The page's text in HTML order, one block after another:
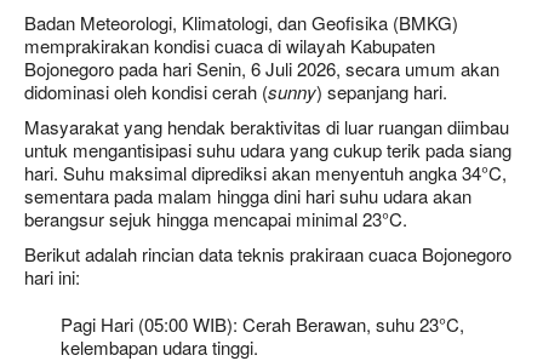
Badan Meteorologi, Klimatologi, dan Geofisika (BMKG)
memprakirakan kondisi cuaca di wilayah Kabupaten
Bojonegoro pada hari Senin, 6 Juli 2026, secara umum akan
didominasi oleh kondisi cerah (sunny) sepanjang hari.
Masyarakat yang hendak beraktivitas di luar ruangan diimbau
untuk mengantisipasi suhu udara yang cukup terik pada siang
hari. Suhu maksimal diprediksi akan menyentuh angka 34°C,
sementara pada malam hingga dini hari suhu udara akan
berangsur sejuk hingga mencapai minimal 23°C.
Berikut adalah rincian data teknis prakiraan cuaca Bojonegoro
hari ini:
Pagi Hari (05:00 WIB): Cerah Berawan, suhu 23°C,
kelembapan udara tinggi.